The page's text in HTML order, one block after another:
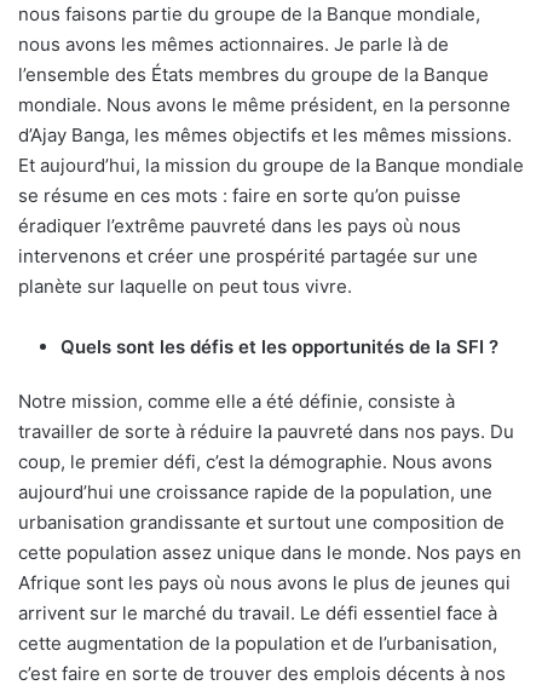
nous faisons partie du groupe de la Banque mondiale,
nous avons les mêmes actionnaires. Je parle là de
l’ensemble des États membres du groupe de la Banque
mondiale. Nous avons le même président, en la personne
d’Ajay Banga, les mêmes objectifs et les mêmes missions.
Et aujourd’hui, la mission du groupe de la Banque mondiale
se résume en ces mots : faire en sorte qu’on puisse
éradiquer l’extrême pauvreté dans les pays où nous
intervenons et créer une prospérité partagée sur une
planète sur laquelle on peut tous vivre.
Quels sont les défis et les opportunités de la SFI ?
Notre mission, comme elle a été définie, consiste à
travailler de sorte à réduire la pauvreté dans nos pays. Du
coup, le premier défi, c’est la démographie. Nous avons
aujourd’hui une croissance rapide de la population, une
urbanisation grandissante et surtout une composition de
cette population assez unique dans le monde. Nos pays en
Afrique sont les pays où nous avons le plus de jeunes qui
arrivent sur le marché du travail. Le défi essentiel face à
cette augmentation de la population et de l’urbanisation,
c’est faire en sorte de trouver des emplois décents à nos